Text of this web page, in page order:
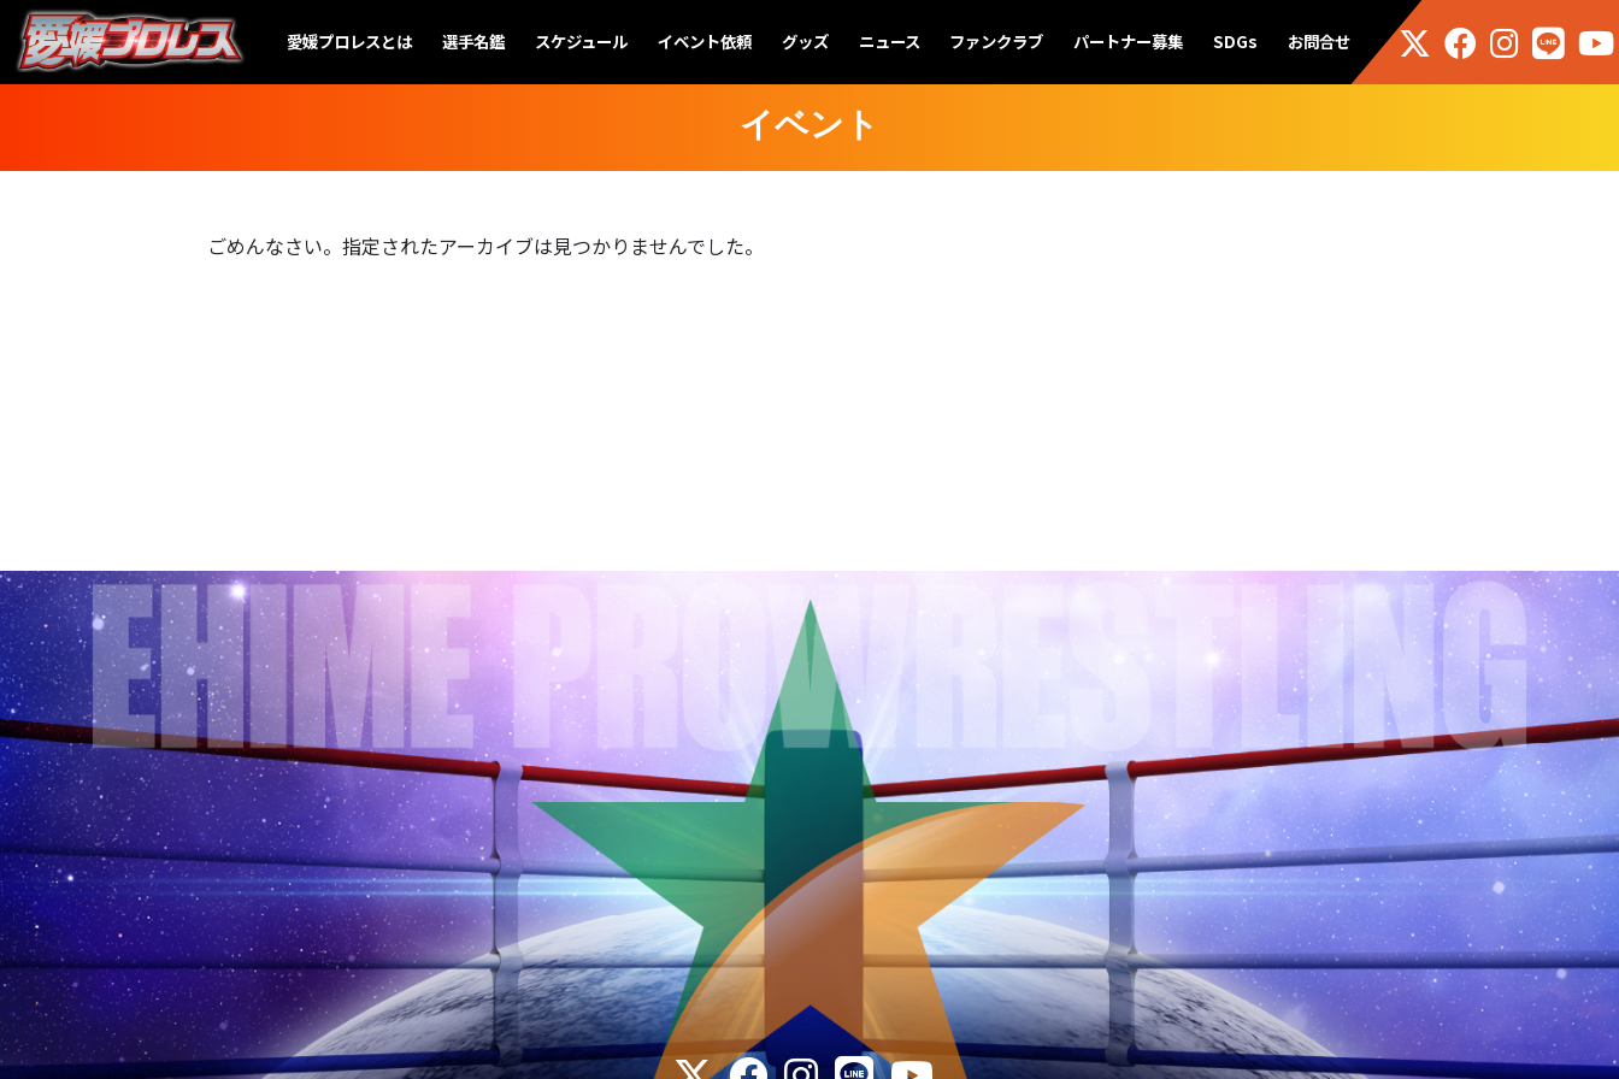
愛媛プロレスとは 選手名鑑 スケジュール イベント依頼 グッズ ニュース ファンクラブ パートナー募集 SDGs お問合せ
イベント
ごめんなさい。指定されたアーカイブは見つかりませんでした。